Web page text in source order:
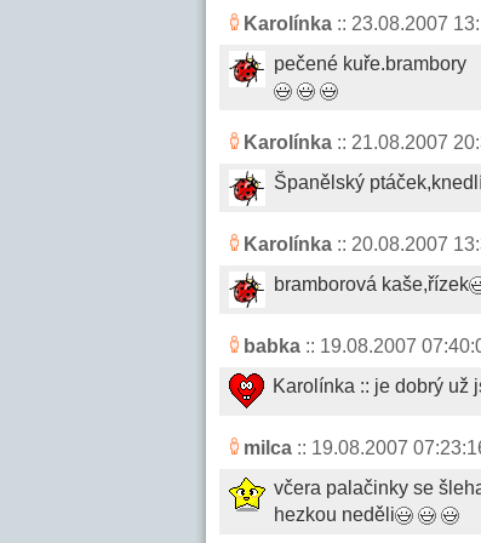
Karolínka :: 23.08.2007
pečené kuře.brambory
Karolínka :: 21.08.2007
Španělský
Karolínka :: 20.08.2007
bramborová kaše,řízek
babka :: 19.08.2007
Karolínka :: je dobrý už
milca :: 19.08.2007
včera palačinky se
hezkou neděli